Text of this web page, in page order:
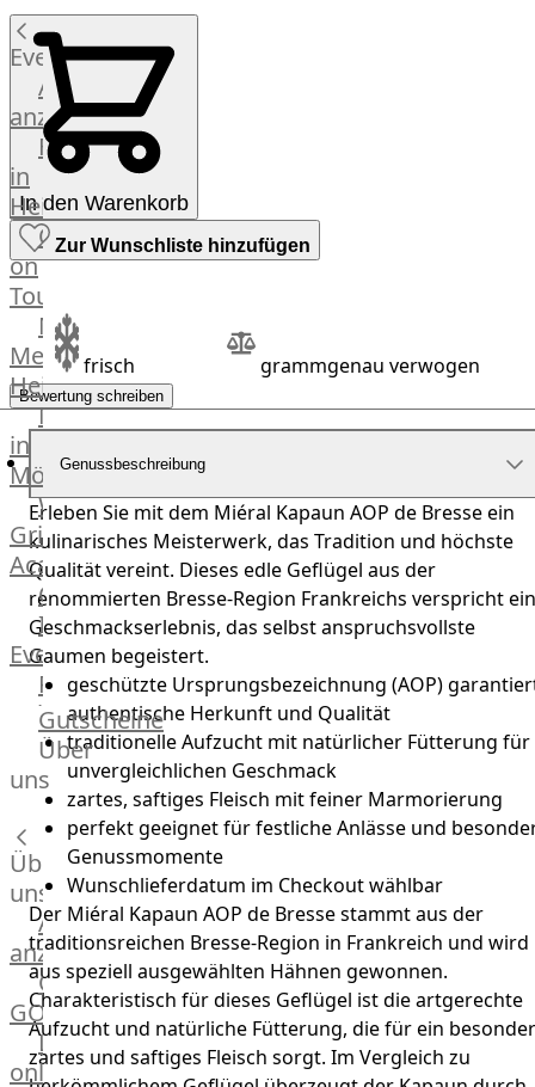
Küchenhelfer
Grillgeräte
Beefer®
Gasgrills
Big
Green
Egg
Grill
Nesmuk
Berkel
Dry
Aging
Schrank
Bücher
Poster
Events
Alle
anzeigen
Fleischkompetenz
in
Heinsberg
OTTO
on
Tour
Männer
Metzger
Heinsberg
Markthalle
in
Mönchengladbach
Weber®
Grill
Academy
OTTO@Home
Individuelle
Events
Partner
Kalender
Gästehaus
Villa
Glanzstoff
Gutscheine
Über
uns
Über
uns
Alle
anzeigen
OTTO
GOURMET
Lebensmittel
online
In den Warenkorb
Zur Wunschliste hinzufügen
frisch grammgenau verwogen
Bewertung schreiben
Genussbeschreibung
Erleben Sie mit dem Miéral Kapaun AOP de Bresse ein
kulinarisches Meisterwerk, das Tradition und höchste
Qualität vereint. Dieses edle Geflügel aus der
renommierten Bresse-Region Frankreichs verspricht ein
Geschmackserlebnis, das selbst anspruchsvollste
Gaumen begeistert.
geschützte Ursprungsbezeichnung (AOP)
authentische Herkunft und Qualität
traditionelle Aufzucht mit natürlicher Fütterung für
unvergleichlichen Geschmack
zartes, saftiges Fleisch mit feiner Marmorierung
perfekt geeignet für festliche Anlässe und
Genussmomente
Wunschlieferdatum im Checkout wählbar
Der Miéral Kapaun AOP de Bresse stammt aus der
traditionsreichen Bresse-Region in Frankreich und wird
aus speziell ausgewählten Hähnen gewonnen.
Charakteristisch für dieses Geflügel ist die artgerechte
Aufzucht und natürliche Fütterung, die für ein
zartes und saftiges Fleisch sorgt. Im Vergleich zu